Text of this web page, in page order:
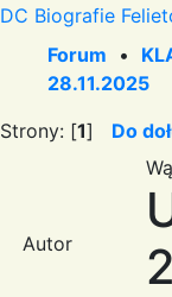
DC Biografie
Forum •
28.11.2025
Strony: [1] Do
Autor